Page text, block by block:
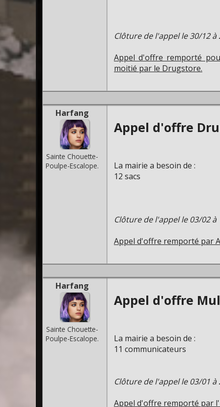
Clôture de l'appel le 30/12 à
Appel d'offre remporté
moitié par le Drugstore.
Harfang
Sainte Chouette-
Poulpe-Escalope.
Appel d'offre
La mairie a besoin de :
12 sacs
Clôture de l'appel le 03/02 à
Appel d'offre remporté par
Harfang
Sainte Chouette-
Poulpe-Escalope.
Appel d'offre
La mairie a besoin de :
11 communicateurs
Clôture de l'appel le 03/01 à
Appel d'offre remporté par